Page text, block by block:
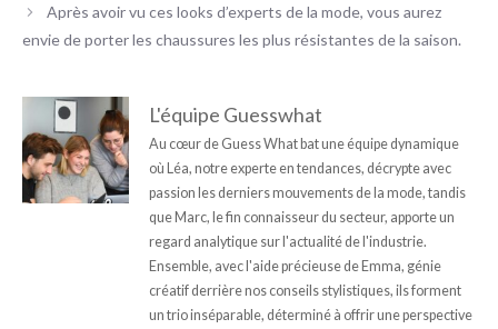
Après avoir vu ces looks d’experts de la mode, vous aurez
envie de porter les chaussures les plus résistantes de la saison.
L'équipe Guesswhat
Au cœur de Guess What bat une équipe dynamique
où Léa, notre experte en tendances, décrypte avec
passion les derniers mouvements de la mode, tandis
que Marc, le fin connaisseur du secteur, apporte un
regard analytique sur l'actualité de l'industrie.
Ensemble, avec l'aide précieuse de Emma, génie
créatif derrière nos conseils stylistiques, ils forment
un trio inséparable, déterminé à offrir une perspective